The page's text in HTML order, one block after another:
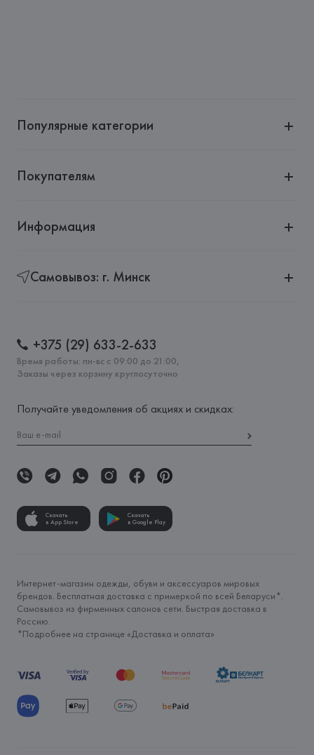
Популярные категории
Покупателям
Информация
Самовывоз: г. Минск
+375 (29) 633-2-633
Время работы: пн-вс с 09:00 до 21:00,
Заказы через корзину круглосуточно
Получайте уведомления об акциях и скидках:
Скачать
в App Store
Скачать
в Google Play
Интернет-магазин одежды, обуви и аксессуаров мировых
брендов. Бесплатная доставка с примеркой по всей Беларуси*.
Самовывоз из фирменных салонов сети. Быстрая доставка в
Россию.
*Подробнее на странице «Доставка и оплата»